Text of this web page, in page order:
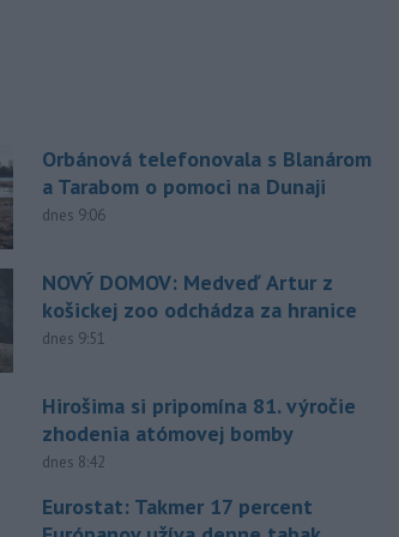
Orbánová telefonovala s Blanárom
a Tarabom o pomoci na Dunaji
dnes 9:06
NOVÝ DOMOV: Medveď Artur z
košickej zoo odchádza za hranice
dnes 9:51
Hirošima si pripomína 81. výročie
zhodenia atómovej bomby
dnes 8:42
Eurostat: Takmer 17 percent